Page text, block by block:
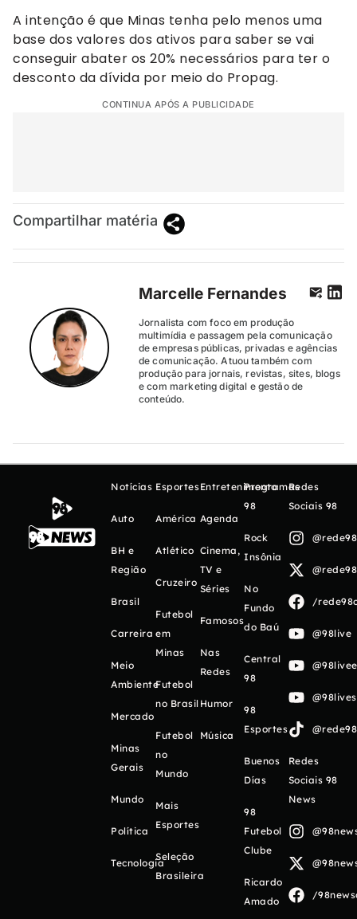
A intenção é que Minas tenha pelo menos uma
base dos valores dos ativos para saber se vai
conseguir abater os 20% necessários para ter o
desconto da dívida por meio do Propag.
CONTINUA APÓS A PUBLICIDADE
Compartilhar matéria
Marcelle Fernandes
Jornalista com foco em produção
multimídia e passagem pela comunicação
de empresas públicas, privadas e agências
de comunicação. Atuou também com
produção para jornais, revistas, sites, blogs
e com marketing digital e gestão de
conteúdo.
Notícias
Auto
BH e
Região
Brasil
Carreira
Meio
Ambiente
Mercado
Minas
Gerais
Mundo
Política
Tecnologia
Esportes
América
Atlético
Cruzeiro
Futebol
em
Minas
Futebol
no Brasil
Futebol
no
Mundo
Mais
Esportes
Seleção
Brasileira
Entretenimento
Agenda
Cinema,
TV e
Séries
Famosos
Nas
Redes
Humor
Música
Programas
98
Rock
Insônia
No
Fundo
do Baú
Central
98
98
Esportes
Buenos
Días
98
Futebol
Clube
Ricardo
Amado
Redes
Sociais 98
/
@98live
Redes
Sociais 98
News
/